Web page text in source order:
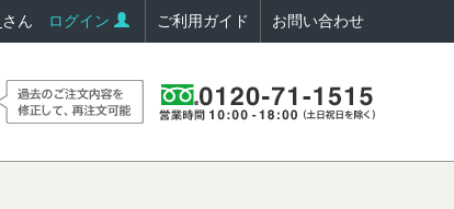
さん ログイン ご利用ガイド お問い合わせ